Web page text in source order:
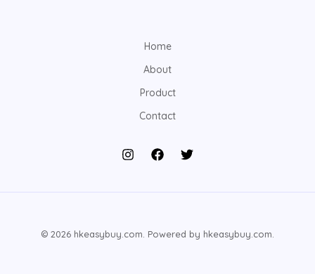
Home
About
Product
Contact
© 2026 hkeasybuy.com. Powered by hkeasybuy.com.